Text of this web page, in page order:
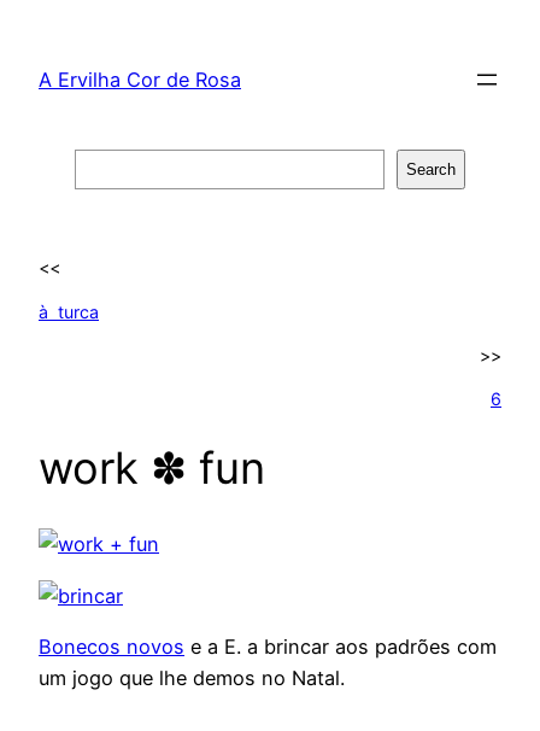
content
A Ervilha Cor de Rosa
Search
<<
à turca
>>
6
work ✽ fun
Bonecos novos e a E. a brincar aos padrões com
um jogo que lhe demos no Natal.